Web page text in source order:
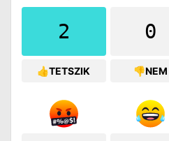
2
👍TETSZIK
0
👎NEM